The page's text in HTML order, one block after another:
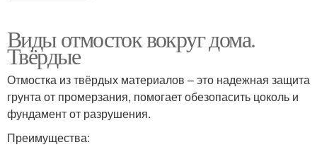
Виды отмосток вокруг дома.
Твёрдые
Отмостка из твёрдых материалов – это надежная защита
грунта от промерзания, помогает обезопасить цоколь и
фундамент от разрушения.
Преимущества: